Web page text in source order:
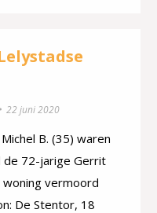
22 juni 2020
B. (35) waren
de 72-jarige Gerrit
vermoord
De Stentor, 18